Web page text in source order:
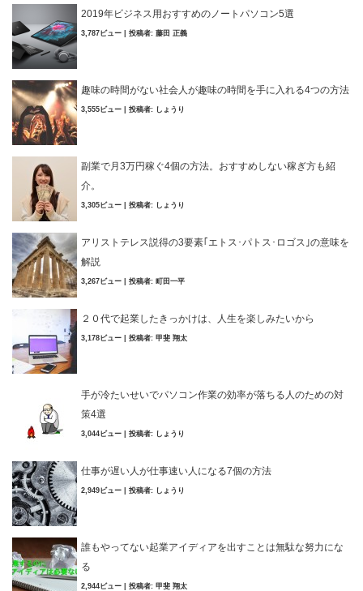
2019年ビジネス用おすすめのノートパソコン5選
3,787ビュー 投稿者: 藤田 正義
趣味の時間がない社会人が趣味の時間を手に入れる4つの方法
3,555ビュー 投稿者: しょうり
副業で月3万円稼ぐ4個の方法。おすすめしない稼ぎ方も紹
介。
3,305ビュー 投稿者: しょうり
アリストテレス説得の3要素｢エトス･パトス･ロゴス｣の意味を
解説
3,267ビュー 投稿者: 町田一平
２０代で起業したきっかけは、人生を楽しみたいから
3,178ビュー 投稿者: 甲斐 翔太
手が冷たいせいでパソコン作業の効率が落ちる人のための対
策4選
3,044ビュー 投稿者: しょうり
仕事が遅い人が仕事速い人になる7個の方法
2,949ビュー 投稿者: しょうり
誰もやってない起業アイディアを出すことは無駄な努力にな
る
2,944ビュー 投稿者: 甲斐 翔太